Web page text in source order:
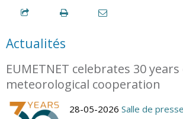
Actualités
EUMETNET celebrates 30
meteorological cooperation
28-05-2026 Salle de presse